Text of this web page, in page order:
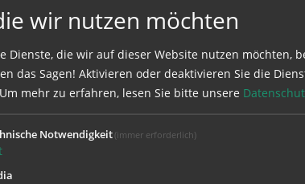
wir nutzen möchten
Dienste, die wir auf dieser Website nutzen möchten,
das Sagen! Aktivieren oder deaktivieren Sie die
Um mehr zu erfahren, lesen Sie bitte unsere
Notwendigkeit (immer erforderlich)